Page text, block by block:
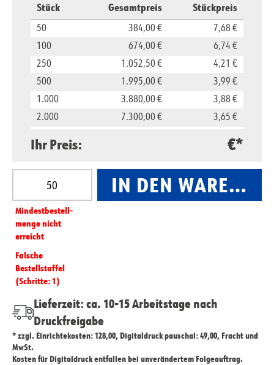
Stück Gesamtpreis Stückpreis
50 384,00 €
7,68 €
100
674,00 €
6,74 €
250
1.052,50 €
4,21 €
500
1.995,00 €
3,99 €
1.000
3.880,00 €
3,88 €
2.000
7.300,00 €
3,65 €
2,98 €
Ihr Preis: €*
Produkt Anzahl: Gib den gewünschten Wert ein
Mindest­­bestell­­
menge nicht
erreicht
Falsche
Bestellstaffel
(Schritte: 1)
IN DEN
Lieferzeit: ca. 10-15 Arbeitstage nach
Druckfreigabe
* zzgl. Einrichtekosten: 128,00, Digitaldruck pauschal: 49,00, Fracht und
MwSt.
Kosten für Digitaldruck entfallen bei unverändertem Folgeauftrag.